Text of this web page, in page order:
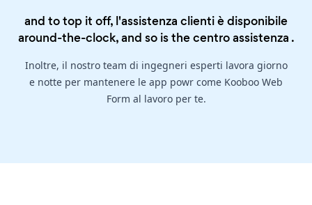
and to top it off, l'assistenza clienti è disponibile
around-the-clock, and so is thecentro assistenza .
Inoltre, il nostro team di ingegneri esperti lavora giorno
e notte per mantenere le app powr come Kooboo Web
Form al lavoro per te.